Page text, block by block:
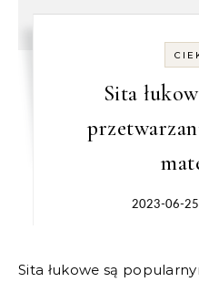
Sita
2023-06-25
Sita łukowe są popularnym i skutecznym sposobem